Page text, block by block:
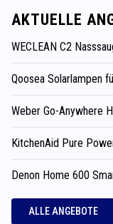
AKTUELLE
WECLEAN C2
Qoosea Solarlampen
Weber Go-Anywhere
KitchenAid Pure
Denon Home 600
ALLE ANGEBOTE